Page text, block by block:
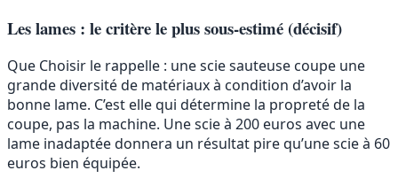
Les lames : le critère le plus sous-estimé (décisif)
Que Choisir le rappelle : une scie sauteuse coupe une
grande diversité de matériaux à condition d’avoir la
bonne lame. C’est elle qui détermine la propreté de la
coupe, pas la machine. Une scie à 200 euros avec une
lame inadaptée donnera un résultat pire qu’une scie à 60
euros bien équipée.